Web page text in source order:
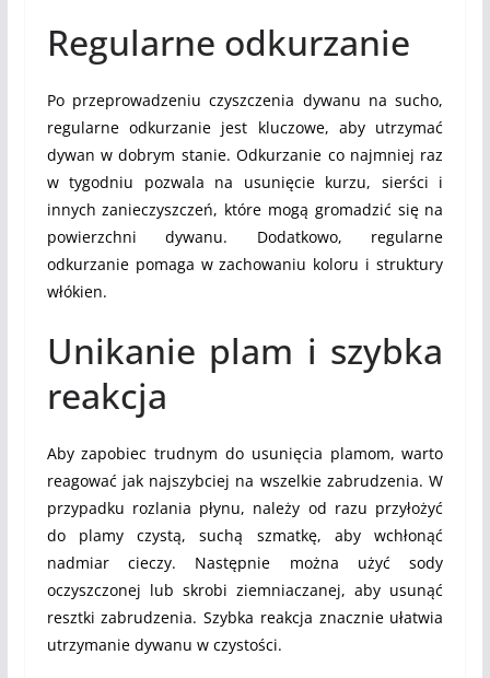
Regularne odkurzanie
Po przeprowadzeniu czyszczenia dywanu na sucho,
regularne odkurzanie jest kluczowe, aby utrzymać
dywan w dobrym stanie. Odkurzanie co najmniej raz
w tygodniu pozwala na usunięcie kurzu, sierści i
innych zanieczyszczeń, które mogą gromadzić się na
powierzchni dywanu. Dodatkowo, regularne
odkurzanie pomaga w zachowaniu koloru i struktury
włókien.
Unikanie plam i szybka
reakcja
Aby zapobiec trudnym do usunięcia plamom, warto
reagować jak najszybciej na wszelkie zabrudzenia. W
przypadku rozlania płynu, należy od razu przyłożyć
do plamy czystą, suchą szmatkę, aby wchłonąć
nadmiar cieczy. Następnie można użyć sody
oczyszczonej lub skrobi ziemniaczanej, aby usunąć
resztki zabrudzenia. Szybka reakcja znacznie ułatwia
utrzymanie dywanu w czystości.